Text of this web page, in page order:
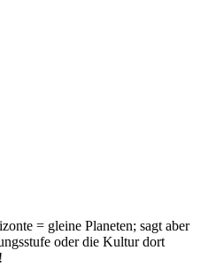
= gleine Planeten; sagt aber
oder die Kultur dort